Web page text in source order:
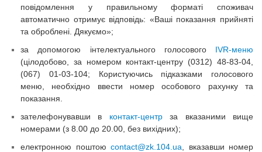
повідомлення у правильному форматі споживач
автоматично отримує відповідь: «Ваші показання прийняті
та оброблені. Дякуємо»;
за допомогою інтелектуального голосового IVR-меню
(цілодобово, за номером контакт-центру (0312) 48-83-04,
(067) 01-03-104; Користуючись підказками голосового
меню, необхідно ввести номер особового рахунку та
показання.
зателефонувавши в контакт-центрза вказаними вище
номерами (з 8.00 до 20.00, без вихідних);
електронною поштою contact@zk.104.ua , вказавши номер